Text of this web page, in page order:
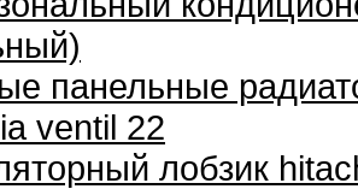
панельные
ventil 22
лобзик